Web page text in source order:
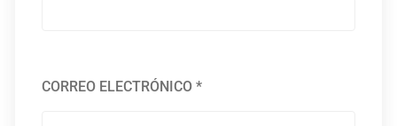
CORREO ELECTRÓNICO*